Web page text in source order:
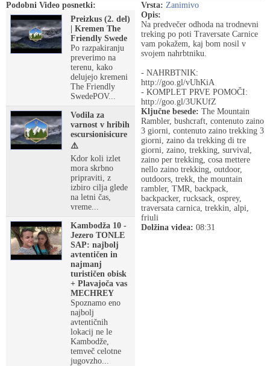
Podobni Video posnetki:
Preizkus (2. del)
| Kremen The
Friendly Swede
Po razpakiranju
preverimo na
terenu, kako
delujejo kremeni
The Friendly
SwedePOV...
Vodila za
varnost v hribih
escursionisicure
⚠️
Kdor koli izlet
mora skrbno
pripraviti, z
izbiro cilja glede
na letni čas,
vreme...
Kambodža 10 -
Jezero TONLE
SAP: najbolj
avtentičen in
najmanj
turističen obisk
+ Plavajoča vas
MECHREY
Spoznamo eno
najbolj
avtentičnih
lokacij ne le
Kambodže,
temveč celotne
jugovzho...
Vrsta: Zanimivo
Opis:
Na predvečer odhoda na trodnevni
treking po poti Traversate Carnice
vam pokažem, kaj bom nosil v
svojem nahrbtniku.
- NAHRBTNIK:
http://goo.gl/vUhKiA
- KOMPLET PRVE POMOČI:
http://goo.gl/3UKUfZ
Ključne besede: The Mountain
Rambler, bushcraft, contenuto zaino
3 giorni, contenuto zaino trekking 3
giorni, zaino da trekking di tre
giorni, zaino, trekking, survival,
zaino per trekking, cosa mettere
nello zaino trekking, outdoor,
outdoors, trekk, the mountain
rambler, TMR, backpack,
backpacker, rucksack, osprey,
traversata carnica, trekkin, alpi,
friuli
Dolžina videa: 08:31